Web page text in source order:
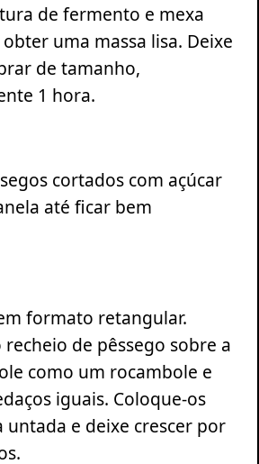
de fermento e mexa
uma massa lisa. Deixe
de tamanho,
1 hora.
cortados com açúcar
até ficar bem
formato retangular.
recheio de pêssego sobre a
como um rocambole e
iguais. Coloque-os
e deixe crescer por